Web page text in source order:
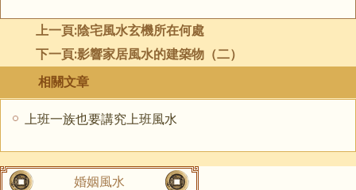
上一頁:陰宅風水玄機所在何處
下一頁:影響家居風水的建築物（二）
相關文章
上班一族也要講究上班風水
婚姻風水